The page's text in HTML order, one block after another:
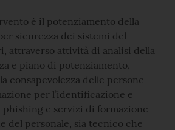
è il potenziamento della
sicurezza dei sistemi del
attraverso attività di analisi della
e piano di potenziamento,
consapevolezza delle persone
per l’identificazione e
e servizi di formazione
del personale, sia tecnico che